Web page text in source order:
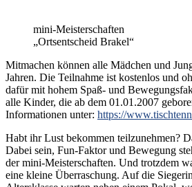
mini-Meisterschaften
„Ortsentscheid Brakel“
Mitmachen können alle Mädchen und
Jahren. Die Teilnahme ist kostenlos und
dafür mit hohem Spaß- und
alle Kinder, die ab dem 01.01.2007
Informationen unter: https://
Habt ihr Lust bekommen teilzunehmen?
Dabei sein, Fun-Faktor und Bewegung
der mini-Meisterschaften. Und trotzdem
eine kleine Überraschung. Auf die